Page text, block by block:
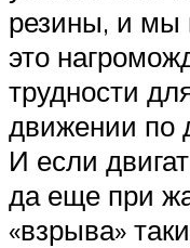
резины, и мы
это
трудности
движении по
И если
да еще при
«взрыва»